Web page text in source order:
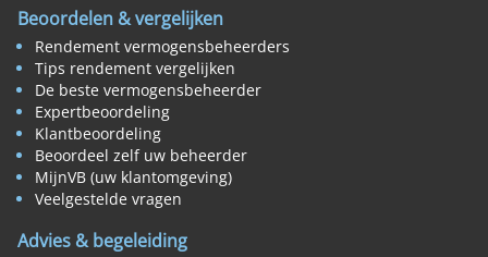
Beoordelen & vergelijken
Rendement vermogensbeheerders
Tips rendement vergelijken
De beste vermogensbeheerder
Expertbeoordeling
Klantbeoordeling
Beoordeel zelf uw beheerder
MijnVB (uw klantomgeving)
Veelgestelde vragen
Advies & begeleiding